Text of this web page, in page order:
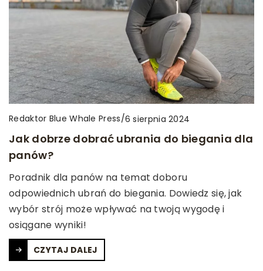
Redaktor Blue Whale Press/6 sierpnia 2024
Jak dobrze dobrać ubrania do biegania dla
panów?
Poradnik dla panów na temat doboru
odpowiednich ubrań do biegania. Dowiedz się, jak
wybór strój może wpływać na twoją wygodę i
osiągane wyniki!
CZYTAJ DALEJ